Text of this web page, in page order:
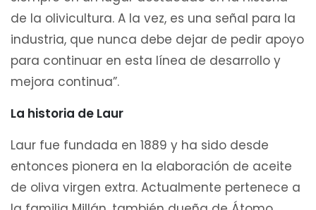
de la olivicultura. A la vez, es una señal para la
industria, que nunca debe dejar de pedir apoyo
para continuar en esta línea de desarrollo y
mejora continua”.
La historia de Laur
Laur fue fundada en 1889 y ha sido desde
entonces pionera en la elaboración de aceite
de oliva virgen extra. Actualmente pertenece a